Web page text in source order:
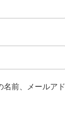
名前、メールアド